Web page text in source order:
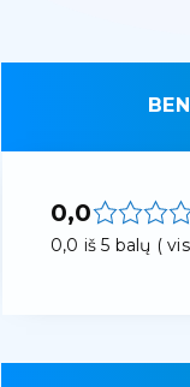
0,0
0,0 iš 5 balų (